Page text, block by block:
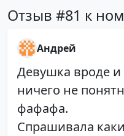
Отзыв #81 к
Андрей
Девушка вроде и
ничего не
фафафа.
Спрашивала